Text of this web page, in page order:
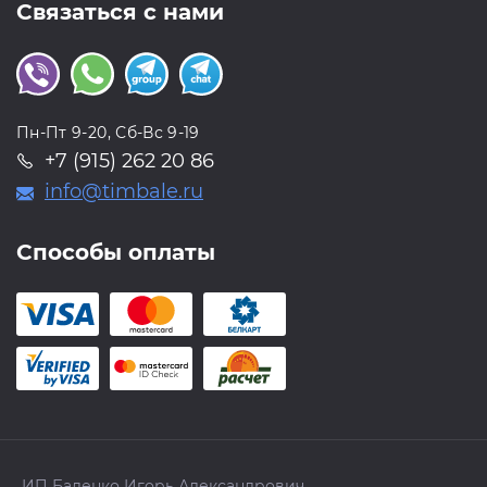
Связаться с нами
Пн-Пт 9-20, Сб-Вс 9-19
+7 (915) 262 20 86
info@timbale.ru
Способы оплаты